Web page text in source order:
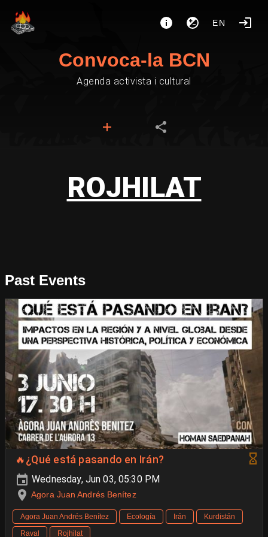
EN
Convoca-la BCN
Agenda activista i cultural
ROJHILAT
Past Events
🔥¿Qué está pasando en Irán?
Wednesday, Jun 03, 05:30 PM
Agora Juan Andrés Benítez
Agora Juan Andrés Benítez Ecología Irán
Kurdistán
Raval
Rojhilat